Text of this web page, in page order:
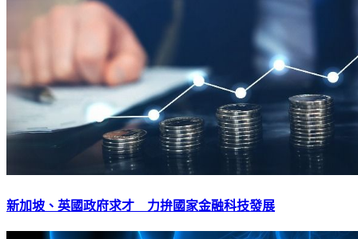
新加坡、英國政府求才 力拚國家金融科技發展